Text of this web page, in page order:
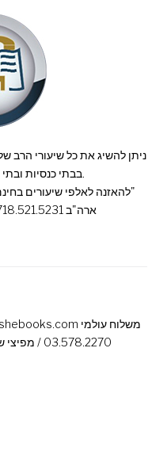
ניתן להשיג את כל שיעורי הרב
בבתי כנסיות ובתי המדרשות ברחבי הארץ.
להאזנה לאלפי שיעורים בחינם באמצעות קשר טלפוני "כל הלשון"
ארה"ב 718.521.5231 / ישראל 073.295.1245
03.578.2270 / מפיצי שירה בארה"ב 718.871.8652